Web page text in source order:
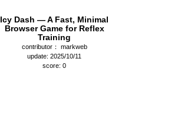
Icy Dash — A Fast, Minimal
Browser Game for Reflex
Training
contributor： markweb
update: 2025/10/11
score: 0